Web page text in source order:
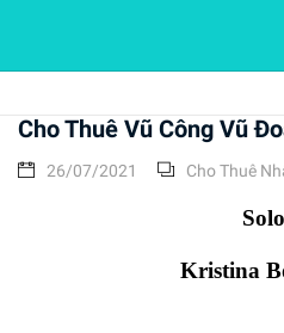
Cho Thuê Vũ Công Vũ
26/07/2021 Cho Thuê
Kristina